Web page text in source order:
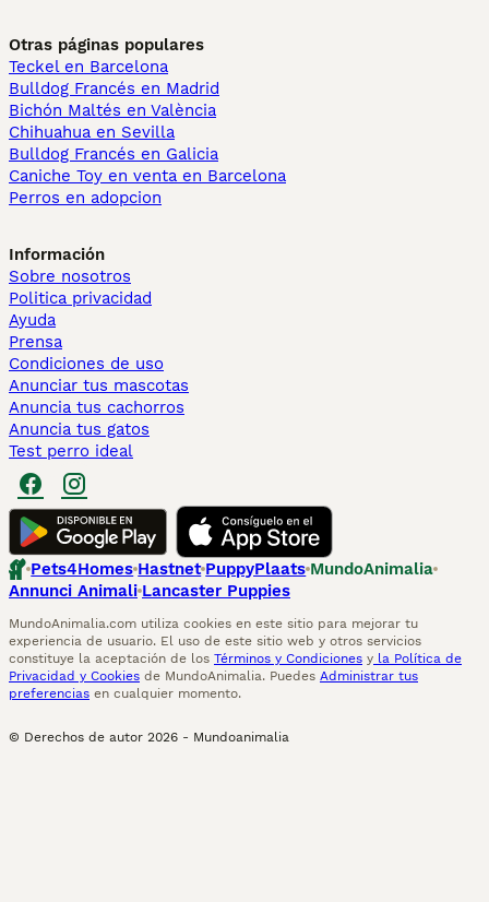
Otras páginas populares
Teckel en Barcelona
Bulldog Francés en Madrid
Bichón Maltés en València
Chihuahua en Sevilla
Bulldog Francés en Galicia
Caniche Toy en venta en Barcelona
Perros en adopcion
Información
Sobre nosotros
Politica privacidad
Ayuda
Prensa
Condiciones de uso
Anunciar tus mascotas
Anuncia tus cachorros
Anuncia tus gatos
Test perro ideal
Pets4Homes Hastnet PuppyPlaats MundoAnimalia
Annunci Animali Lancaster Puppies
MundoAnimalia.com utiliza cookies en este sitio para mejorar tu
experiencia de usuario. El uso de este sitio web y otros servicios
constituye la aceptación de los Términos y Condiciones y la Política de
Privacidad y Cookies de MundoAnimalia. Puedes Administrar tus
preferencias en cualquier momento.
© Derechos de autor 2026 - Mundoanimalia